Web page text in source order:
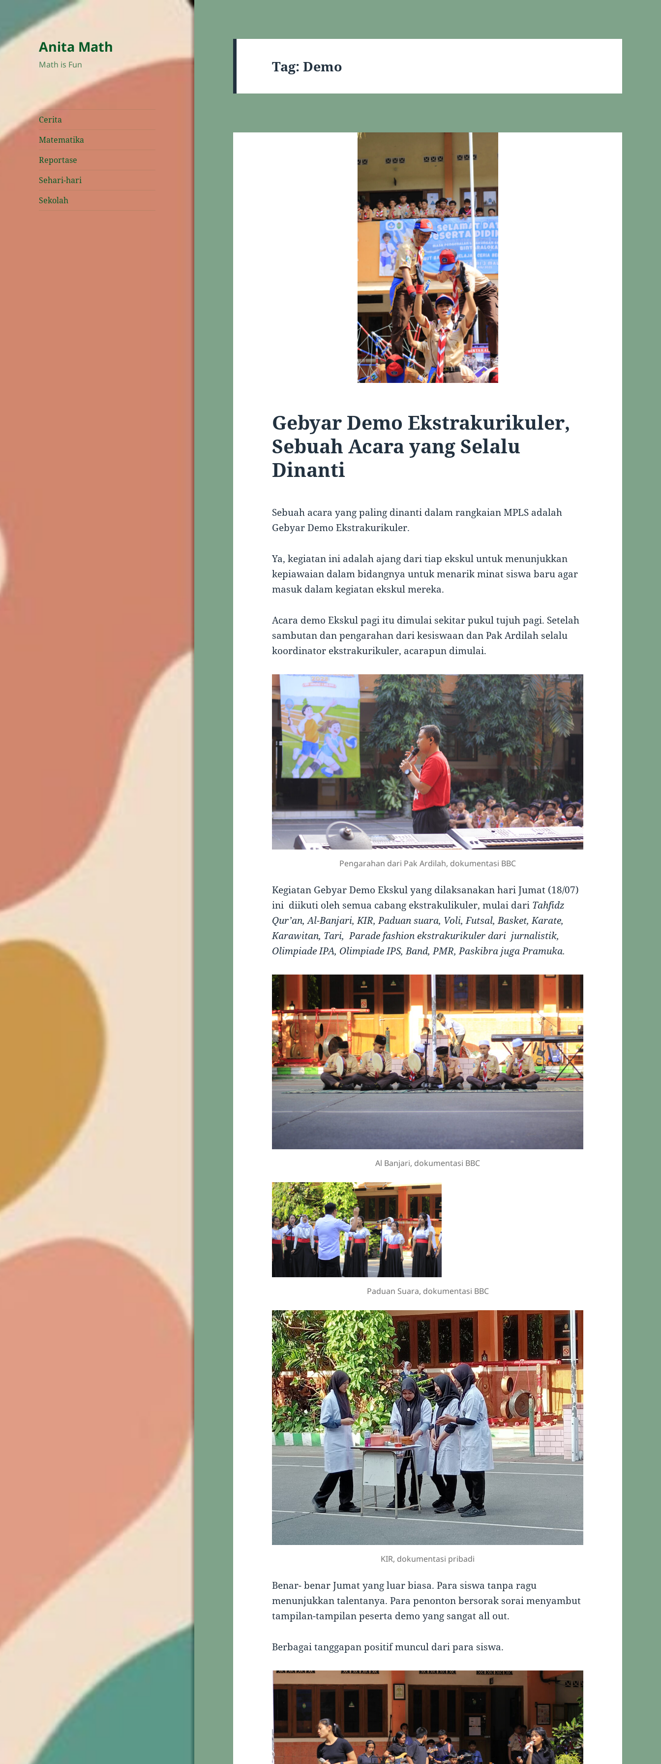
Anita Math
Math is Fun
Cerita
Matematika
Reportase
Sehari-hari
Sekolah
Tag:Demo
Gebyar Demo Ekstrakurikuler,
Sebuah Acara yang Selalu
Dinanti
Sebuah acara yang paling dinanti dalam rangkaian MPLS adalah
Gebyar Demo Ekstrakurikuler.
Ya, kegiatan ini adalah ajang dari tiap ekskul untuk menunjukkan
kepiawaian dalam bidangnya untuk menarik minat siswa baru agar
masuk dalam kegiatan ekskul mereka.
Acara demo Ekskul pagi itu dimulai sekitar pukul tujuh pagi. Setelah
sambutan dan pengarahan dari kesiswaan dan Pak Ardilah selalu
koordinator ekstrakurikuler, acarapun dimulai.
Pengarahan dari Pak Ardilah, dokumentasi BBC
Kegiatan Gebyar Demo Ekskul yang dilaksanakan hari Jumat (18/07)
ini diikuti oleh semua cabang ekstrakulikuler, mulai dari Tahfidz
Qur’an, Al-Banjari, KIR, Paduan suara, Voli, Futsal, Basket, Karate,
Karawitan, Tari, Parade fashion ekstrakurikuler dari jurnalistik,
Olimpiade IPA, Olimpiade IPS, Band, PMR, Paskibra juga Pramuka.
Al Banjari, dokumentasi BBC
Paduan Suara, dokumentasi BBC
KIR, dokumentasi pribadi
Benar- benar Jumat yang luar biasa. Para siswa tanpa ragu
menunjukkan talentanya. Para penonton bersorak sorai menyambut
tampilan-tampilan peserta demo yang sangat all out.
Berbagai tanggapan positif muncul dari para siswa.